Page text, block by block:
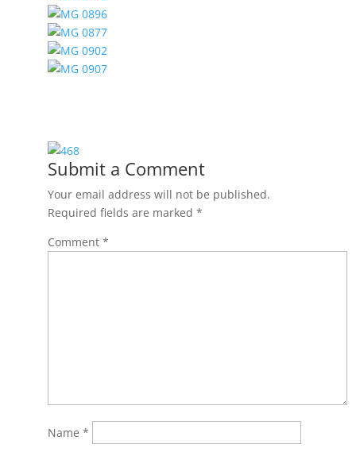
Submit a Comment
Your email address will not be published.
Required fields are marked *
Comment *
Name *